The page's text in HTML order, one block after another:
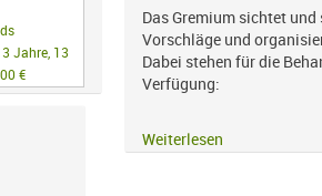
Jahre, 13
€
Das Gremium sichtet
Vorschläge und
Dabei stehen für die
Verfügung:
Weiterlesen